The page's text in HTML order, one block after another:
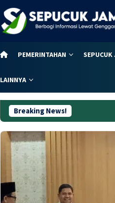
PEMERINTAHAN
LAINNYA
Breaking News! Dugaan